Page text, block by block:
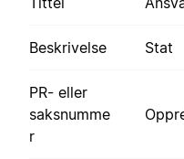
Beskrivelse Stat
PR- eller
saksnumme
r